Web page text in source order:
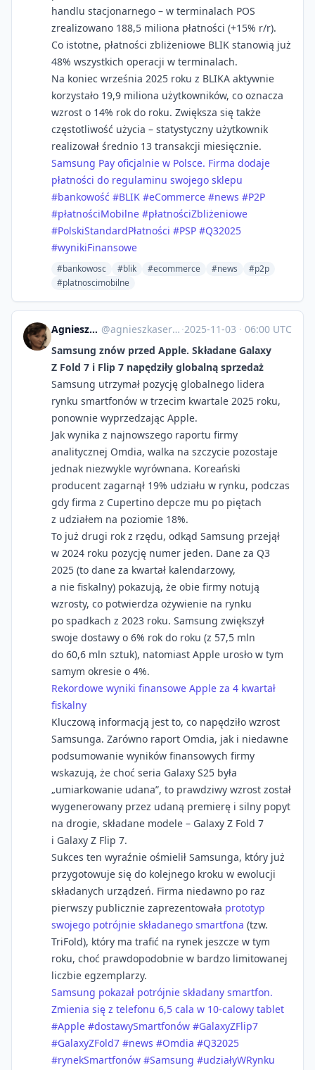
handlu stacjonarnego – w terminalach POS
zrealizowano 188,5 miliona płatności (+15% r/r).
Co istotne, płatności zbliżeniowe BLIK stanowią już
48% wszystkich operacji w terminalach.
Na koniec września 2025 roku z BLIKA aktywnie
korzystało 19,9 miliona użytkowników, co oznacza
wzrost o 14% rok do roku. Zwiększa się także
częstotliwość użycia – statystyczny użytkownik
realizował średnio 13 transakcji miesięcznie.
Samsung Pay oficjalnie w Polsce. Firma dodaje
płatności do regulaminu swojego sklepu
#bankowość #BLIK #eCommerce #news #P2P
#płatnościMobilne #płatnościZbliżeniowe
#PolskiStandardPłatności #PSP #Q32025
#wynikiFinansowe
#bankowosc #blik #ecommerce #news
#p2p
#platnoscimobilne
Agnieszka Serafinowicz @agnieszkaserafinowicz@imagazine.pl ·2025-11-03 · 06:00 UTC
Samsung znów przed Apple. Składane Galaxy
Z Fold 7 i Flip 7 napędziły globalną sprzedaż
Samsung utrzymał pozycję globalnego lidera
rynku smartfonów w trzecim kwartale 2025 roku,
ponownie wyprzedzając Apple.
Jak wynika z najnowszego raportu firmy
analitycznej Omdia, walka na szczycie pozostaje
jednak niezwykle wyrównana. Koreański
producent zagarnął 19% udziału w rynku, podczas
gdy firma z Cupertino depcze mu po piętach
z udziałem na poziomie 18%.
To już drugi rok z rzędu, odkąd Samsung przejął
w 2024 roku pozycję numer jeden. Dane za Q3
2025 (to dane za kwartał kalendarzowy,
a nie fiskalny) pokazują, że obie firmy notują
wzrosty, co potwierdza ożywienie na rynku
po spadkach z 2023 roku. Samsung zwiększył
swoje dostawy o 6% rok do roku (z 57,5 mln
do 60,6 mln sztuk), natomiast Apple urosło w tym
samym okresie o 4%.
Rekordowe wyniki finansowe Apple za 4 kwartał
fiskalny
Kluczową informacją jest to, co napędziło wzrost
Samsunga. Zarówno raport Omdia, jak i niedawne
podsumowanie wyników finansowych firmy
wskazują, że choć seria Galaxy S25 była
„umiarkowanie udana”, to prawdziwy wzrost został
wygenerowany przez udaną premierę i silny popyt
na drogie, składane modele – Galaxy Z Fold 7
i Galaxy Z Flip 7.
Sukces ten wyraźnie ośmielił Samsunga, który już
przygotowuje się do kolejnego kroku w ewolucji
składanych urządzeń. Firma niedawno po raz
pierwszy publicznie zaprezentowała prototyp
swojego potrójnie składanego smartfona (tzw.
TriFold), który ma trafić na rynek jeszcze w tym
roku, choć prawdopodobnie w bardzo limitowanej
liczbie egzemplarzy.
Samsung pokazał potrójnie składany smartfon.
Zmienia się z telefonu 6,5 cala w 10-calowy tablet
#Apple #dostawySmartfonów #GalaxyZFlip7
#GalaxyZFold7 #news #Omdia #Q32025
#rynekSmartfonów #Samsung #udziałyWRynku